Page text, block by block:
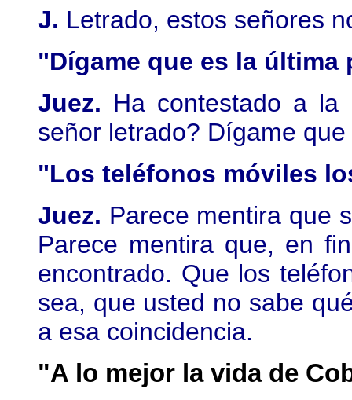
J. Letrado, estos señores
"Dígame que es la
Juez. Ha contestado a la
señor letrado? Dígame
"Los teléfonos móviles
Juez. Parece mentira que
Parece mentira que, en
encontrado. Que los
sea, que usted no sabe
a esa coincidencia.
"A lo mejor la vida de